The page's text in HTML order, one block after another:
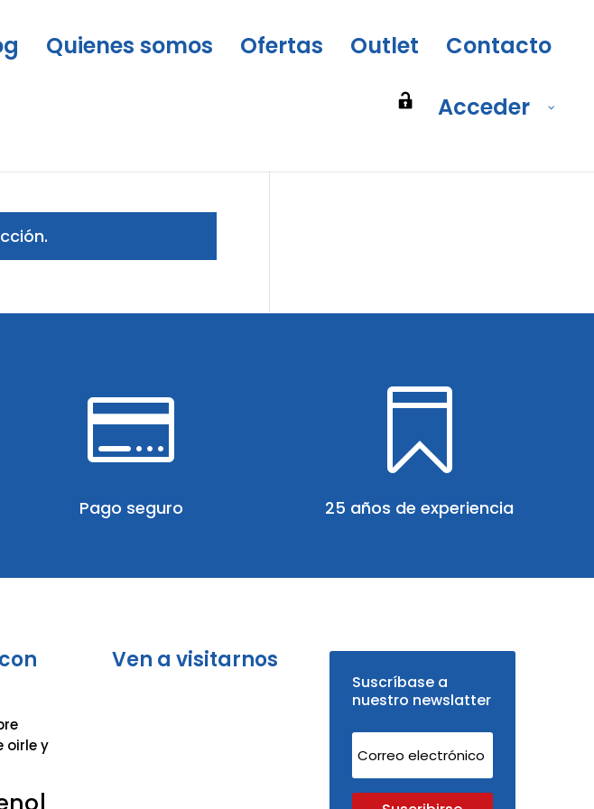
Quienes somos Ofertas Outlet Contacto
Acceder

Pago seguro

25 años de experiencia
oirle y
Ven a visitarnos
Suscríbase a
nuestro newslatter